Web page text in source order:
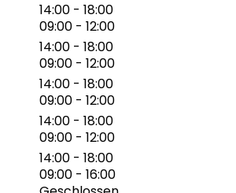
14:00 - 18:00
09:00 - 12:00
14:00 - 18:00
09:00 - 12:00
14:00 - 18:00
09:00 - 12:00
14:00 - 18:00
09:00 - 12:00
14:00 - 18:00
09:00 - 16:00